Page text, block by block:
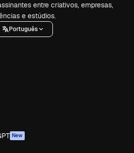
entre criativos, empresas,
e estúdios.
Português
New